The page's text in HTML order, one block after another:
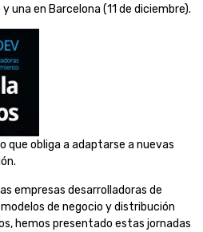
una en Barcelona (11 de diciembre).
que obliga a adaptarse a nuevas
empresas desarrolladoras de
de negocio y distribución
hemos presentado estas jornadas